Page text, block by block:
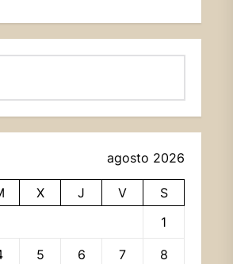
agosto 2026
X J V
S
1
5 6 7 8